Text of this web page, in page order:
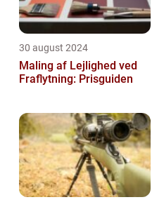
30 august 2024
Maling af Lejlighed ved
Fraflytning: Prisguiden